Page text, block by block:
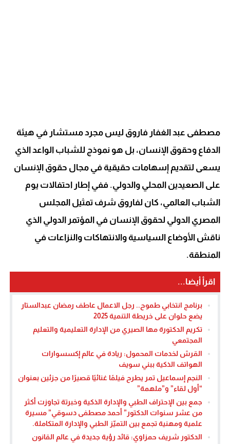
مصطفى عبد الغفار فاروق ليس مجرد مستشار في هيئة
الدفاع وحقوق الإنسان، بل هو نموذج للشباب الواعد الذي
يسعى لتقديم إسهامات حقيقية في مجال حقوق الإنسان
على الصعيدين المحلي والدولي. ففي إطار احتفالات يوم
الشباب العالمي، كان لفاروق شرف تمثيل المجلس
المصري الدولي لحقوق الإنسان في المؤتمر الدولي الذي
ناقش الأوضاع السياسية والانتهاكات والنزاعات في
المنطقة.
اقرأ أيضا...
برنامج انتخابي طموح.. رجل الاعمال عاطف رمضان عبدالستار
يضع حلوان على خريطة التنمية 2025
تكريم الدكتورة مها الصيري من الإدارة التعليمية والتعليم
المجتمعي
القرش لخدمات المحمول: ريادة في عالم إكسسوارات
الهواتف الذكية ببني سويف
النجم إسماعيل تمر يطرح فيلمًا غنائيًا قصيرًا من جزئين بعنوان
“أول لقاء” و”ملهمة”
جمع بين الإحتراف الطبي والإدارة الذكية وخبرتة تجاوزت أكثر
من عشر سنوات الدكتور” أحمد مصطفى دسوقي” مسيرة
علمية ومهنية تجمع بين التميّز الطبي والإدارة المتكاملة.
الدكتور شريف حمزاوي: قائد رؤية جديدة في عالم القانون